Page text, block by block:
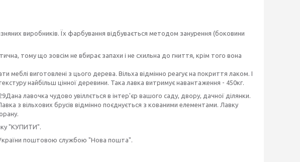
виробників. Їх фарбування відбувається методом занурення (боковини
тому що зовсім не вбирає запахи і не схильна до гниття, крім того вона
меблі виготовлені з цього дерева. Вільха відмінно реагує на покриття лаком. І
найбільш цінної деревини. Така лавка витримує навантаження - 450кг.
Дана лавочка чудово увіллється в інтер'єр вашого саду, двору, дачної ділянки.
з вільхових брусів відмінно поєднується з кованими елементами. Лавку
"КУПИТИ".
України поштовою службою "Нова пошта".